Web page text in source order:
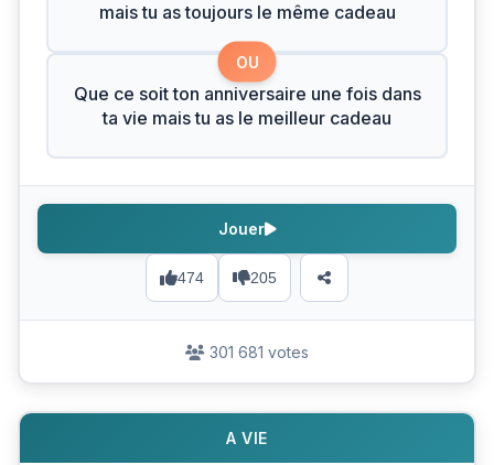
mais tu as toujours le même cadeau
OU
Que ce soit ton anniversaire une fois dans
ta vie mais tu as le meilleur cadeau
474 205
Jouer
301 681 votes
A VIE